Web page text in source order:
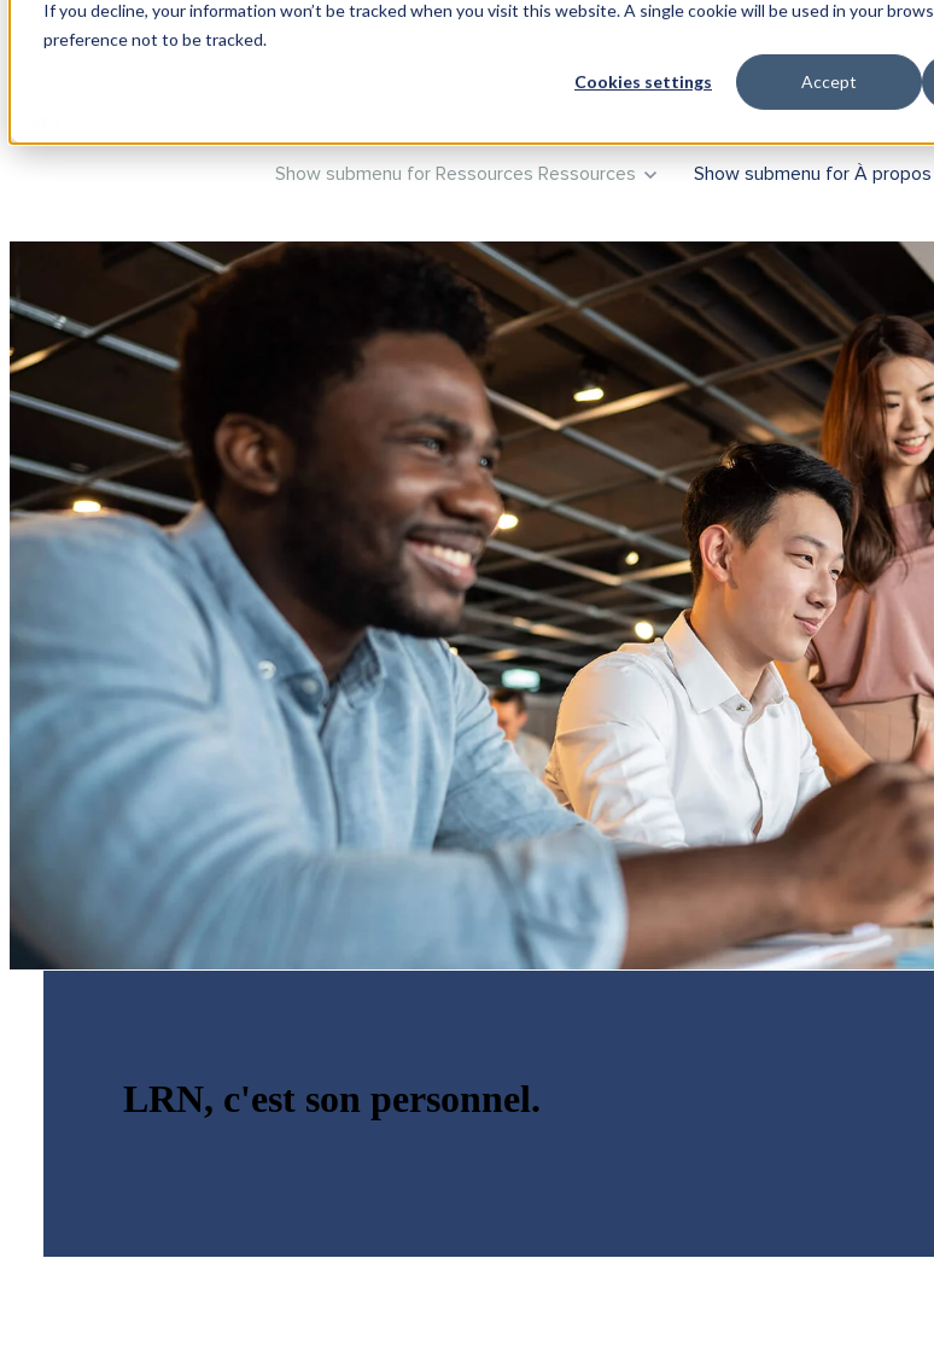
If you decline, your information won’t be tracked when you visit this website. A single cookie will be used in your
preference not to be tracked.
Cookies settings Accept
Produits Show submenu for Formation
Show submenu for Ressources Ressources Show submenu for À propos
LRN, c'est son personnel.